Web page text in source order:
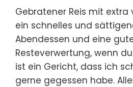
Gebratener Reis mit extra
ein schnelles und
Abendessen und eine
Resteverwertung, wenn
ist ein Gericht, dass ich
gerne gegessen habe.